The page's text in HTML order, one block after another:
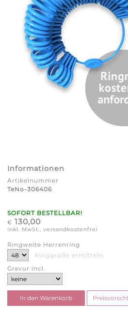
Informationen
Artikelnummer
TeNo-306406
SOFORT BESTELLBAR!
€ 130,00
inkl. MwSt., versandkostenfrei
Ringweite Herrenring
Ringgröße ermitteln
Gravur incl.